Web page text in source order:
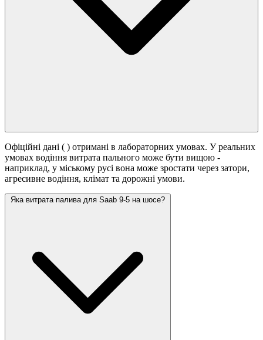
Офіційні дані ( ) отримані в лабораторних умовах. У реальних
умовах водіння витрата пального може бути вищою -
наприклад, у міському русі вона може зростати через затори,
агресивне водіння, клімат та дорожні умови.
Яка витрата палива для Saab 9-5 на шосе?